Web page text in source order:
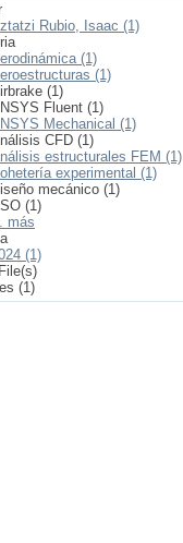
Rubio, Isaac (1)
(1)
(1)
(1)
Fluent (1)
Mechanical (1)
CFD (1)
estructurales FEM (1)
experimental (1)
mecánico (1)
(1)
más
(1)
(1)